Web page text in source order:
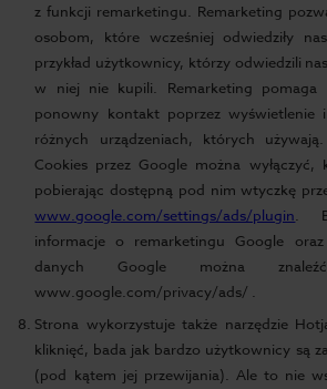
z funkcji remarketingu. Remarketing
osobom, które wcześniej odwiedziły
przykład użytkownicy, którzy odwiedzili
w niej nie kupili. Remarketing pomaga
ponowny kontakt poprzez wyświetlenie
różnych urządzeniach, których
Cookies przez Google można wyłączyć,
pobierając dostępną pod nim wtyczkę
www.google.com/settings/ads/plugin.
informacje o remarketingu Google
danych Google można
www.google.com/privacy/ads/ .
Strona wykorzystuje także narzędzie
kliknięć, bada jak bardzo użytkownicy są
(pod kątem jej przewijania). Ale to nie